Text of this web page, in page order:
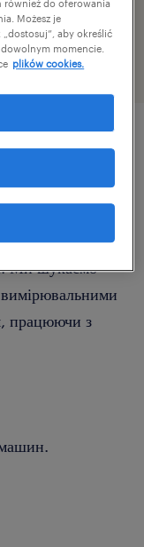
роботу, яка
Ми шукаємо
працюючи з
również do oferowania
Możesz je
aby określić
momencie.
plików cookies.